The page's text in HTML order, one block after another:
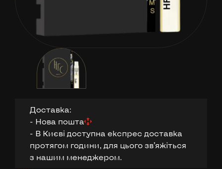
Доставка:
- Нова пошта
- В Києві доступна експрес доставка
протягом години, для цього звʼяжіться
з нашим менеджером.